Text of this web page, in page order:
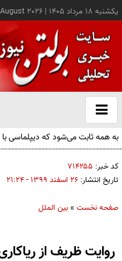
يکشنبه ۱۸ مرداد ۱۴۰۵ |
2026
باز
و
به همه ثابت می‌شود که دیپلماسی
با اقدام نظامی تحقیرشان کنیم
کد خبر: ۷۱۴۲۵۵
تاریخ انتشار: ۲۶ اسفند ۱۳۹۹ - ۲۱:۲۴
صفحه نخست »بین الملل
روایت ظریف از